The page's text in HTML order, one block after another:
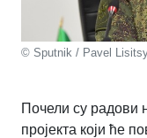
© Sputnik / Pavel
Почели су радови
пројекта који ће